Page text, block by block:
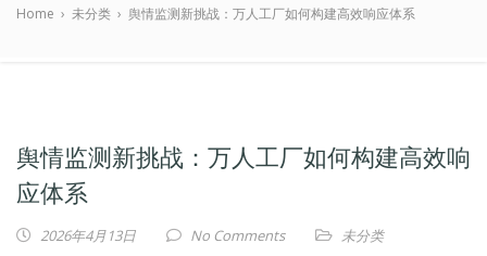
Home › 未分类 › 舆情监测新挑战：万人工厂如何构建高效响应体系
舆情监测新挑战：万人工厂如何构建高效响
应体系
2026年4月13日 No Comments
未分类